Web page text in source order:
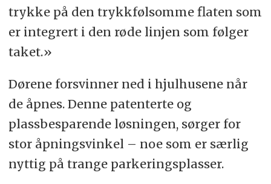
trykke på den trykkfølsomme flaten som
er integrert i den røde linjen som følger
taket.»
Dørene forsvinner ned i hjulhusene når
de åpnes. Denne patenterte og
plassbesparende løsningen, sørger for
stor åpningsvinkel – noe som er særlig
nyttig på trange parkeringsplasser.